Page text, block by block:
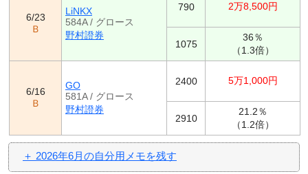
6/23
Ｂ
LiNKX
584A / グロース
野村證券
790 2万8,500円
1075
36％
（1.3倍）
6/16
Ｂ
GO
581A / グロース
野村證券
2400 5万1,000円
2910
21.2％
（1.2倍）
＋ 2026年6月の自分用メモを残す